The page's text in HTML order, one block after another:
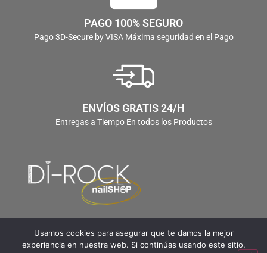
PAGO 100% SEGURO
Pago 3D-Secure by VISA Máxima seguridad en el Pago
ENVÍOS GRATIS 24/H
Entregas a Tiempo En todos los Productos
Usamos cookies para asegurar que te damos la mejor
experiencia en nuestra web. Si continúas usando este sitio,